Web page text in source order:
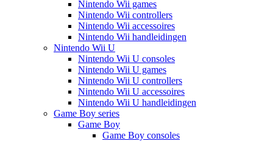
Nintendo Wii games
Nintendo Wii controllers
Nintendo Wii accessoires
Nintendo Wii handleidingen
Nintendo Wii U
Nintendo Wii U consoles
Nintendo Wii U games
Nintendo Wii U controllers
Nintendo Wii U accessoires
Nintendo Wii U handleidingen
Game Boy series
Game Boy
Game Boy consoles